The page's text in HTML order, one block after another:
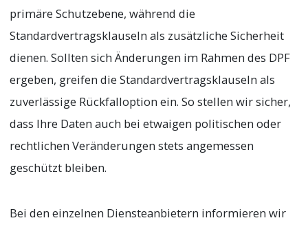
primäre Schutzebene, während die
Standardvertragsklauseln als zusätzliche Sicherheit
dienen. Sollten sich Änderungen im Rahmen des DPF
ergeben, greifen die Standardvertragsklauseln als
zuverlässige Rückfalloption ein. So stellen wir sicher,
dass Ihre Daten auch bei etwaigen politischen oder
rechtlichen Veränderungen stets angemessen
geschützt bleiben.
Bei den einzelnen Diensteanbietern informieren wir